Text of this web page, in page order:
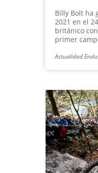
Billy Bolt ha
2021 en el
británico
primer
Actualidad